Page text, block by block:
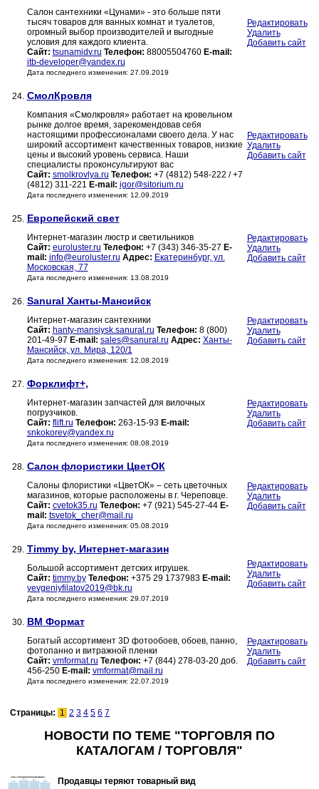
Салон сантехники «Цунами» - это больше пяти
тысяч товаров для ванных комнат и туалетов,
огромный выбор производителей и выгодные
условия для каждого клиента.
Сайт: tsunamidv.ru Телефон: 88005504760 E-mail:
itb-developer@yandex.ru
Дата последнего изменения: 27.09.2019
Редактировать
Удалить
Добавить сайт
24. СмолКровля
Компания «Смолкровля» работает на кровельном
рынке долгое время, зарекомендовав себя
настоящими профессионалами своего дела. У нас
широкий ассортимент качественных товаров, низкие
цены и высокий уровень сервиса. Наши
специалисты проконсультируют вас
Сайт: smolkrovlya.ru Телефон: +7 (4812) 548-222 / +7
(4812) 311-221 E-mail: igor@sitorium.ru
Дата последнего изменения: 12.09.2019
Редактировать
Удалить
Добавить сайт
25. Европейский свет
Интернет-магазин люстр и светильников
Сайт: euroluster.ru Телефон: +7 (343) 346-35-27 E-
mail: info@euroluster.ru Адрес: Екатеринбург, ул.
Московская, 77
Дата последнего изменения: 13.08.2019
Редактировать
Удалить
Добавить сайт
26. Sanural Ханты-Мансийск
Интернет-магазин сантехники
Сайт: hanty-mansiysk.sanural.ru Телефон: 8 (800)
201-49-97 E-mail: sales@sanural.ru Адрес: Ханты-
Мансийск, ул. Мира, 120/1
Дата последнего изменения: 12.08.2019
Редактировать
Удалить
Добавить сайт
27. Форклифт+,
Интернет-магазин запчастей для вилочных
погрузчиков.
Сайт: flift.ru Телефон: 263-15-93 E-mail:
snkokorev@yandex.ru
Дата последнего изменения: 08.08.2019
Редактировать
Удалить
Добавить сайт
28. Салон флористики ЦветОК
Салоны флористики «ЦветОК» – сеть цветочных
магазинов, которые расположены в г. Череповце.
Сайт: cvetok35.ru Телефон: +7 (921) 545-27-44 E-
mail: tsvetok_cher@mail.ru
Дата последнего изменения: 05.08.2019
Редактировать
Удалить
Добавить сайт
29. Timmy by, Интернет-магазин
Большой ассортимент детских игрушек.
Сайт: timmy.by Телефон: +375 29 1737983 E-mail:
yevgeniyfilatov2019@bk.ru
Дата последнего изменения: 29.07.2019
Редактировать
Удалить
Добавить сайт
30. ВМ Формат
Богатый ассортимент 3D фотообоев, обоев, панно,
фотопанно и витражной пленки
Сайт: vmformat.ru Телефон: +7 (844) 278-03-20 доб.
456-250 E-mail: vmformat@mail.ru
Дата последнего изменения: 22.07.2019
Редактировать
Удалить
Добавить сайт
Страницы: 1 2 3 4 5 6 7
НОВОСТИ ПО ТЕМЕ "ТОРГОВЛЯ ПО
КАТАЛОГАМ / ТОРГОВЛЯ"
Продавцы теряют товарный вид